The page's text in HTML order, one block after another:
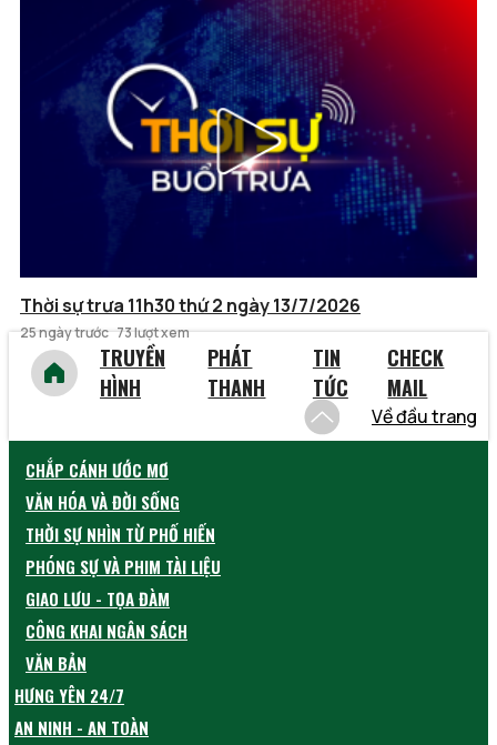
Thời sự trưa 11h30 thứ 2 ngày 13/7/2026
25 ngày trước 73 lượt xem
TRUYỀN
HÌNH
PHÁT
THANH
TIN
TỨC
CHECK
MAIL
Về đầu trang
CHẮP CÁNH ƯỚC MƠ
VĂN HÓA VÀ ĐỜI SỐNG
THỜI SỰ NHÌN TỪ PHỐ HIẾN
PHÓNG SỰ VÀ PHIM TÀI LIỆU
GIAO LƯU - TỌA ĐÀM
CÔNG KHAI NGÂN SÁCH
VĂN BẢN
HƯNG YÊN 24/7
AN NINH - AN TOÀN